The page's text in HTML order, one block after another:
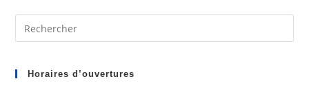
Horaires d’ouvertures